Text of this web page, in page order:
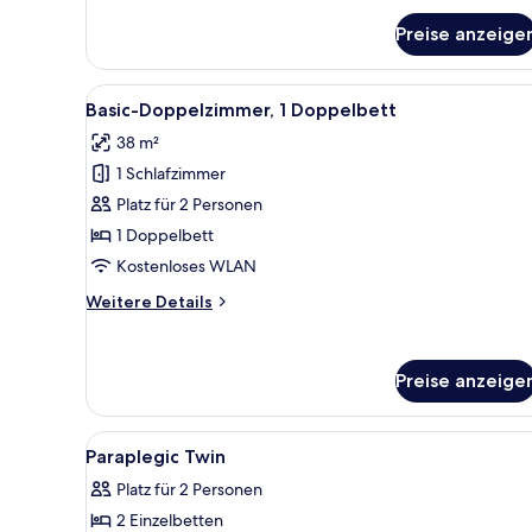
Preise
Alle
Fotos
für
Basic-
Doppelzimmer,
1
Doppelbett
Ein modernes Hotelzimmer
3
Basic-Doppelzimmer, 1 Doppelbett
38 m²
1 Schlafzimmer
Platz für 2 Personen
1 Doppelbett
Kostenloses WLAN
Weitere Details
Weitere
1
Doppelbett
Preise
Alle
Fotos
für
Paraplegic
Ein Hotelzimmer mit zwei
5
Paraplegic Twin
Platz für 2 Personen
2 Einzelbetten